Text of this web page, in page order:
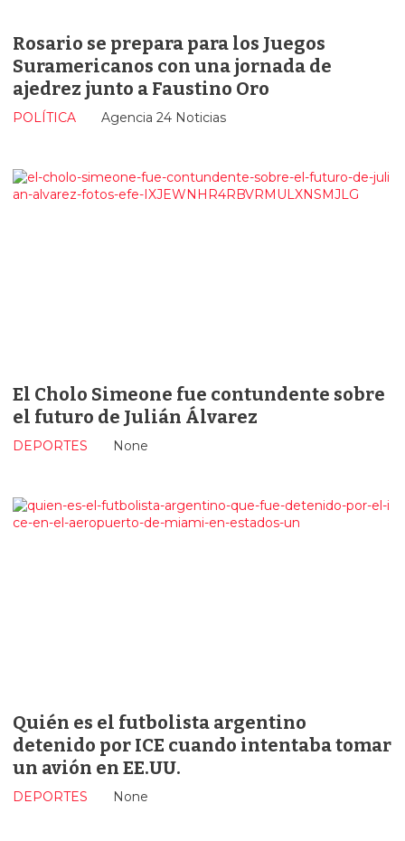
Rosario se prepara para los Juegos
Suramericanos con una jornada de
ajedrez junto a Faustino Oro
Agencia 24 Noticias
POLÍTICA
El Cholo Simeone fue contundente sobre
el futuro de Julián Álvarez
None
DEPORTES
Quién es el futbolista argentino
detenido por ICE cuando intentaba tomar
un avión en EE.UU.
None
DEPORTES